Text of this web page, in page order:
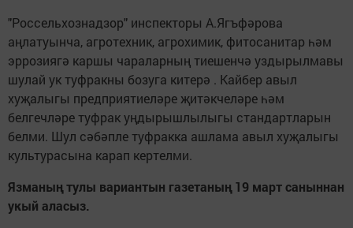
"Россельхознадзор" инспекторы А.Ягъфәрова
аңлатуынча, агротехник, агрохимик, фитосанитар һәм
эррозиягә каршы чараларның тиешенчә уздырылмавы
шулай ук туфракны бозуга китерә . Кайбер авыл
хуҗалыгы предприятиеләре җитәкчеләре һәм
белгечләре туфрак уңдырышлылыгы стандартларын
белми. Шул сәбәпле туфракка ашлама авыл хуҗалыгы
культурасына карап кертелми.
Язманың тулы вариантын газетаның 19 март саныннан
укый аласыз.